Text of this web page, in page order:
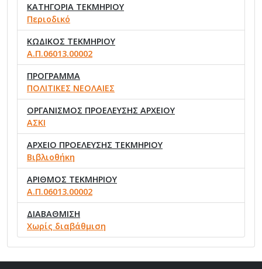
ΚΑΤΗΓΟΡΙΑ ΤΕΚΜΗΡΙΟΥ
Περιοδικό
ΚΩΔΙΚΟΣ ΤΕΚΜΗΡΙΟΥ
Α.Π.06013.00002
ΠΡΟΓΡΑΜΜΑ
ΠΟΛΙΤΙΚΕΣ ΝΕΟΛΑΙΕΣ
ΟΡΓΑΝΙΣΜΟΣ ΠΡΟΕΛΕΥΣΗΣ ΑΡΧΕΙΟΥ
ΑΣΚΙ
ΑΡΧΕΙΟ ΠΡΟΕΛΕΥΣΗΣ ΤΕΚΜΗΡΙΟΥ
Βιβλιοθήκη
ΑΡΙΘΜΟΣ ΤΕΚΜΗΡΙΟΥ
Α.Π.06013.00002
ΔΙΑΒΑΘΜΙΣΗ
Χωρίς διαβάθμιση